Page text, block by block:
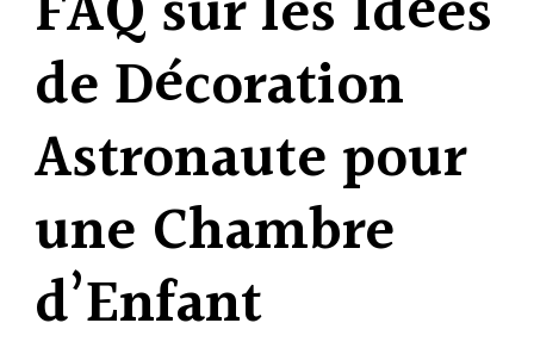
de Décoration
Astronaute pour
une Chambre
d’Enfant